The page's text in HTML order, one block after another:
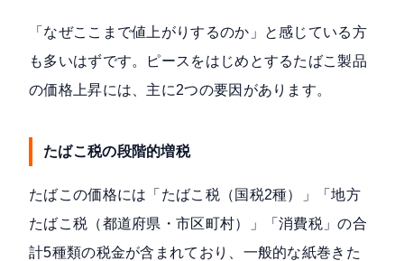
「なぜここまで値上がりするのか」と感じている方
も多いはずです。ピースをはじめとするたばこ製品
の価格上昇には、主に2つの要因があります。
たばこ税の段階的増税
たばこの価格には「たばこ税（国税2種）」「地方
たばこ税（都道府県・市区町村）」「消費税」の合
計5種類の税金が含まれており、 一般的な紙巻きた